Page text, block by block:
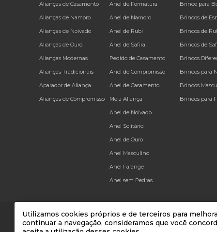
Utilizamos cookies próprios e de terceiros para
continuar a navegação, consideramos que você
Alianças de Casamento
Alianças de Namoro
Alianças de Noivado
Alianças de Ouro
Alianças Modernas
Alianças Tradicionais
Aparador de Aliança
Alianças de Compromisso
Anel de Formatura
Anel de Namoro
Anel de Rubi
Anel de Safira
Pedido de Casamento
Anel de Compromisso
Anel de Casamento
Meia Aliança
Anel de Noivado
Anel Solitário
Anel de Ouro
Anel Masculino
Anel Falange
Anel sem Pedras
Brinco para
Brincos de
Brincos de
Brincos de
Brincos
Brincos para
Brincos
Brincos para
* Todos os preços e condições comerciais estão sujeitos